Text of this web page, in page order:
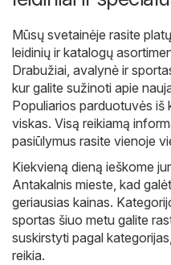
Mūsų svetainėje rasite platų
leidinių ir katalogų
Drabužiai, avalynė ir
kur galite sužinoti apie
Populiarios parduotuvės iš
viskas. Visą reikiamą
pasiūlymus rasite vienoje
Kiekvieną dieną ieškome
Antakalnis mieste, kad
geriausias kainas.
sportas šiuo metu galite
suskirstyti pagal
reikia.